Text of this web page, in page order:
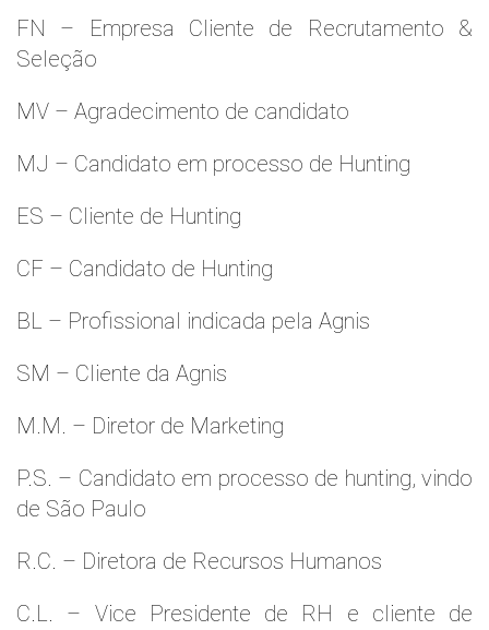
FN – Empresa Cliente de Recrutamento &
Seleção
MV – Agradecimento de candidato
MJ – Candidato em processo de Hunting
ES – Cliente de Hunting
CF – Candidato de Hunting
BL – Profissional indicada pela Agnis
SM – Cliente da Agnis
M.M. – Diretor de Marketing
P.S. – Candidato em processo de hunting, vindo
de São Paulo
R.C. – Diretora de Recursos Humanos
C.L. – Vice Presidente de RH e cliente de